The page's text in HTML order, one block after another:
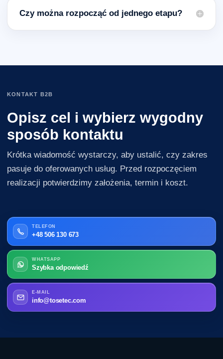
Czy można rozpocząć od jednego etapu?
KONTAKT B2B
Opisz cel i wybierz wygodny
sposób kontaktu
Krótka wiadomość wystarczy, aby ustalić, czy zakres
pasuje do oferowanych usług. Przed rozpoczęciem
realizacji potwierdzimy założenia, termin i koszt.
TELEFON
+48 506 130 673
WHATSAPP
Szybka odpowiedź
E-MAIL
info@tosetec.com